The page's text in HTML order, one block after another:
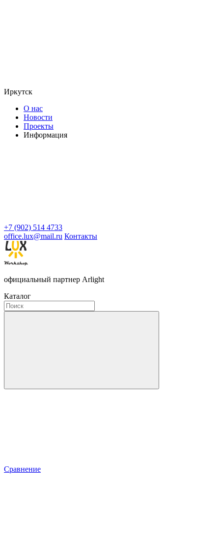
Иркутск
О нас
Новости
Проекты
Информация
+7 (902) 514 4733
office.lux@mail.ru Контакты
официальный партнер Arlight
Каталог
Сравнение